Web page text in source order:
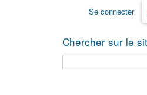
Se connecter
Chercher sur le